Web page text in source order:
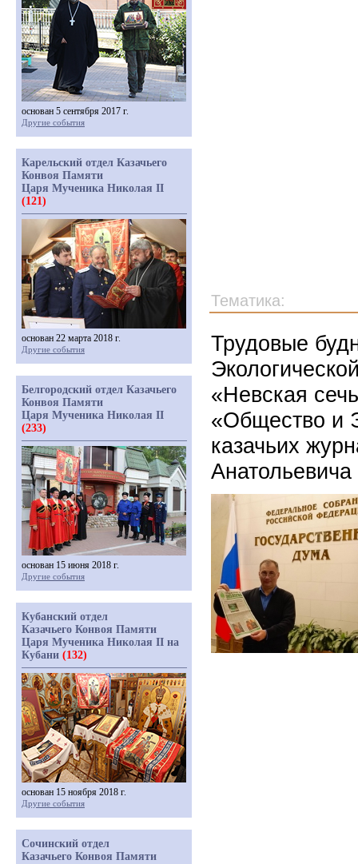
Тематика:
Трудовые
«Невская
«Общество и
казачьих
Анатольевича
основан 5 сентября 2017 г.
Другие события
Карельский отдел Казачьего
Конвоя Памяти
Царя Мученика Николая II
(121)
основан 22 марта 2018 г.
Другие события
Белгородский отдел Казачьего
Конвоя Памяти
Царя Мученика Николая II
(233)
основан 15 июня 2018 г.
Другие события
Кубанский отдел
Казачьего Конвоя Памяти
Царя Мученика Николая II на
Кубани (132)
основан 15 ноября 2018 г.
Другие события
Сочинский отдел
Казачьего Конвоя Памяти